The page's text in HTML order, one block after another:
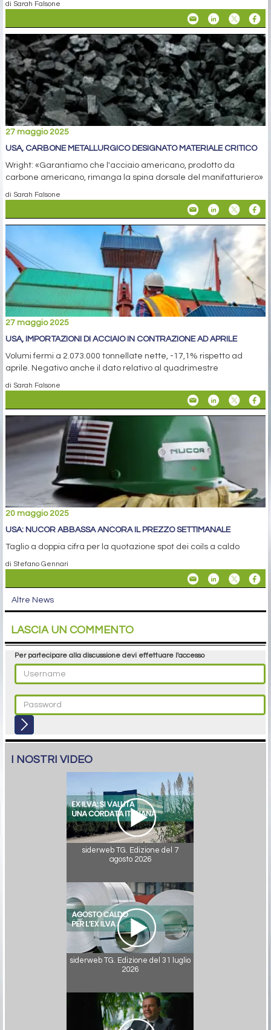
di Sarah Falsone
27 maggio 2025
USA, CARBONE METALLURGICO DESIGNATO MATERIALE CRITICO
Wright: «Garantiamo che l'acciaio americano, prodotto da
carbone americano, rimanga la spina dorsale del manifatturiero»
di Sarah Falsone
27 maggio 2025
USA, IMPORTAZIONI DI ACCIAIO IN CONTRAZIONE AD APRILE
Volumi fermi a 2.073.000 tonnellate nette, -17,1% rispetto ad
aprile. Negativo anche il dato relativo al quadrimestre
di Sarah Falsone
20 maggio 2025
USA: NUCOR ABBASSA ANCORA IL PREZZO SETTIMANALE
Taglio a doppia cifra per la quotazione spot dei coils a caldo
di Stefano Gennari
Altre News
LASCIA UN COMMENTO
Per partecipare alla discussione devi effettuare l'accesso
I NOSTRI VIDEO
siderweb TG. Edizione del 7
agosto 2026
siderweb TG. Edizione del 31 luglio
2026